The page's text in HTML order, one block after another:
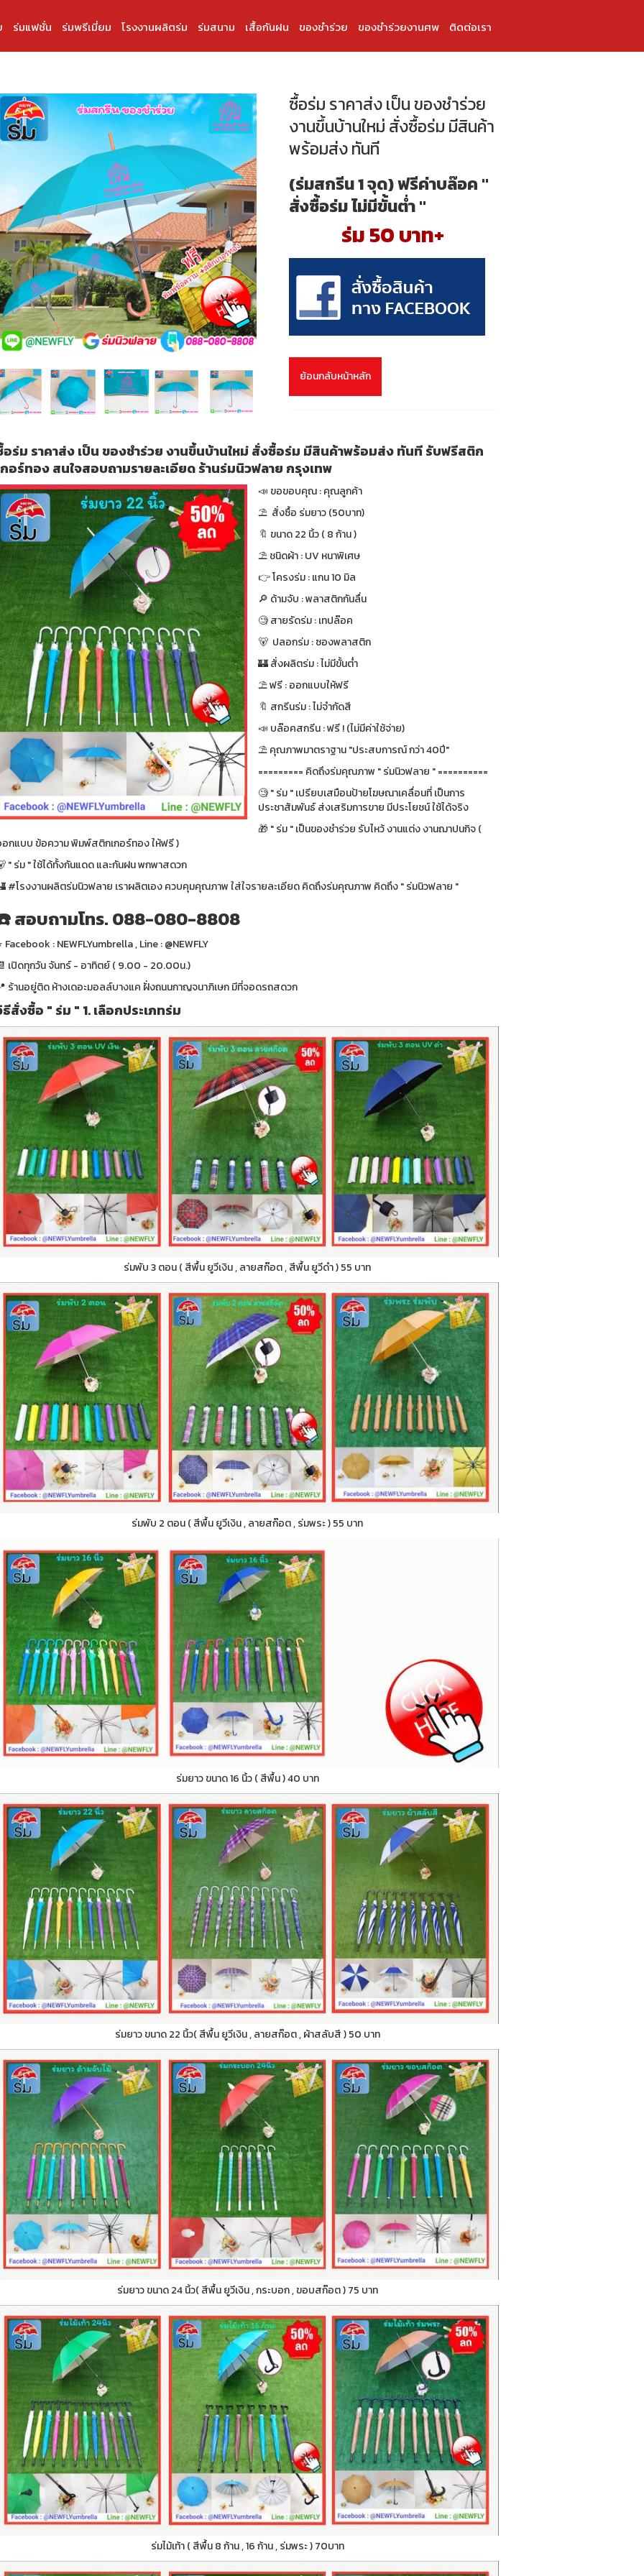
ร่มแฟชั่น ร่มพรีเมี่ยม โรงงานผลิตร่ม ร่มสนาม เสื้อกันฝน ของชำร่วย ของชำร่วยงานศพ ติดต่อเรา
ซื้อร่ม ราคาส่ง เป็น ของชำร่วย
งานขึ้นบ้านใหม่ สั่งซื้อร่ม มีสินค้า
พร้อมส่ง ทันที
(ร่มสกรีน 1 จุด) ฟรีค่าบล๊อค "
สั่งซื้อร่ม ไม่มีขั้นต่ำ "
ร่ม 50 บาท+
ย้อนกลับหน้าหลัก
อร่ม ราคาส่ง เป็น ของชำร่วย งานขึ้นบ้านใหม่ สั่งซื้อร่ม มีสินค้าพร้อมส่ง ทันที รับฟรีสติก
อร์ทอง สนใจสอบถามรายละเอียด ร้านร่มนิวฟลาย กรุงเทพ
📣 ขอขอบคุณ : คุณลูกค้า
⛱ สั่งซื้อ ร่มยาว (50บาท)
🔖 ขนาด 22 นิ้ว ( 8 ก้าน )
⛱ ชนิดผ้า : UV หนาพิเศษ
👉 โครงร่ม : แกน 10 มิล
🔎 ด้ามจับ : พลาสติกกันลื่น
🧐 สายรัดร่ม : เทปล๊อค
🐻 ปลอกร่ม : ซองพลาสติก
🏰 สั่งผลิตร่ม : ไม่มีขั้นต่ำ
⛱ ฟรี : ออกแบบให้ฟรี
🔖 สกรีนร่ม : ไม่จำกัดสี
📣 บล๊อคสกรีน : ฟรี ! (ไม่มีค่าใช้จ่าย)
⛱ คุณภาพมาตราฐาน "ประสบการณ์ กว่า 40ปี"
========= คิดถึงร่มคุณภาพ " ร่มนิวฟลาย " ==========
🧐 " ร่ม " เปรียบเสมือนป้ายโฆษณาเคลื่อนที่ เป็นการ
ประชาสัมพันธ์ ส่งเสริมการขาย มีประโยชน์ ใช้ได้จริง
🎁 " ร่ม " เป็นของชำร่วย รับไหว้ งานแต่ง งานฌาปนกิจ (
กแบบ ข้อความ พิมพ์สติกเกอร์ทอง ให้ฟรี )
" ร่ม " ใช้ได้ทั้งกันแดด และกันฝน พกพาสดวก
#โรงงานผลิตร่มนิวฟลาย เราผลิตเอง ควบคุมคุณภาพ ใส่ใจรายละเอียด คิดถึงร่มคุณภาพ คิดถึง " ร่มนิวฟลาย "
สอบถามโทร. 088-080-8808
Facebook : NEWFLYumbrella , Line : @NEWFLY
เปิดทุกวัน จันทร์ - อาทิตย์ ( 9.00 - 20.00น.)
ร้านอยู่ติด ห้างเดอะมอลล์บางแค ฝั่งถนนกาญจนาภิเษก มีที่จอดรถสดวก
สั่งซื้อ " ร่ม " 1. เลือกประเภทร่ม
ร่มพับ 3 ตอน ( สีพื้น ยูวีเงิน , ลายสก๊อต , สีพื้น ยูวีดำ ) 55 บาท
ร่มพับ 2 ตอน ( สีพื้น ยูวีเงิน , ลายสก๊อต , ร่มพระ ) 55 บาท
ร่มยาว ขนาด 16 นิ้ว ( สีพื้น ) 40 บาท
ร่มยาว ขนาด 22 นิ้ว( สีพื้น ยูวีเงิน , ลายสก๊อต , ผ้าสลับสี ) 50 บาท
ร่มยาว ขนาด 24 นิ้ว( สีพื้น ยูวีเงิน , กระบอก , ขอบสก๊อต ) 75 บาท
ร่มไม้เท้า ( สีพื้น 8 ก้าน , 16 ก้าน , ร่มพระ ) 70บาท